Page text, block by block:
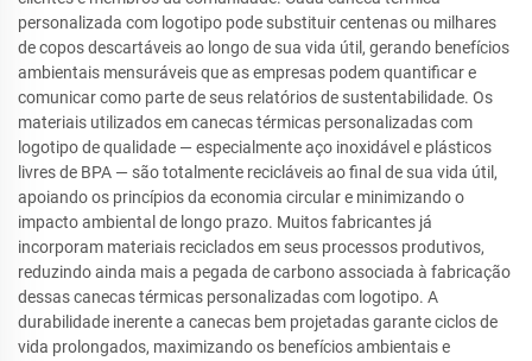
personalizada com logotipo pode substituir centenas ou milhares
de copos descartáveis ao longo de sua vida útil, gerando benefícios
ambientais mensuráveis que as empresas podem quantificar e
comunicar como parte de seus relatórios de sustentabilidade. Os
materiais utilizados em canecas térmicas personalizadas com
logotipo de qualidade — especialmente aço inoxidável e plásticos
livres de BPA — são totalmente recicláveis ao final de sua vida útil,
apoiando os princípios da economia circular e minimizando o
impacto ambiental de longo prazo. Muitos fabricantes já
incorporam materiais reciclados em seus processos produtivos,
reduzindo ainda mais a pegada de carbono associada à fabricação
dessas canecas térmicas personalizadas com logotipo. A
durabilidade inerente a canecas bem projetadas garante ciclos de
vida prolongados, maximizando os benefícios ambientais e